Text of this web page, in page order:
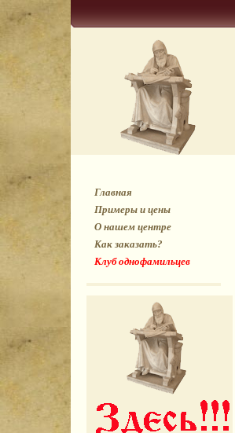
Главная
Примеры и цены
О нашем центре
Как заказать?
Клуб однофамильцев